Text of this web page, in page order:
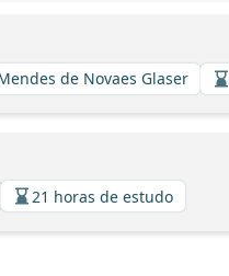
de Novaes Glaser
21 horas de estudo